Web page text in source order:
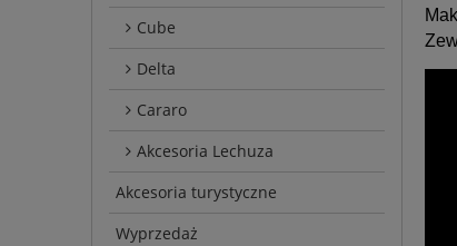
Cube
Delta
Cararo
Akcesoria Lechuza
Akcesoria turystyczne
Wyprzedaż